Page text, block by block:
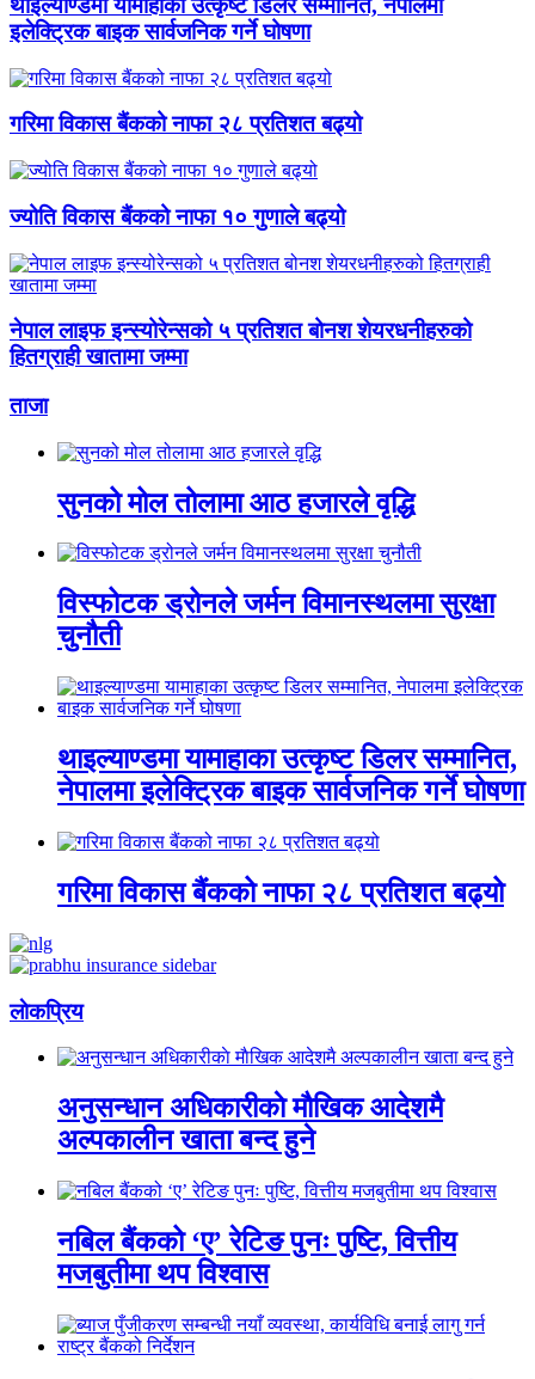
थाइल्याण्डमा यामाहाका उत्कृष्ट डिलर सम्मानित, नेपालमा
इलेक्ट्रिक बाइक सार्वजनिक गर्ने घोषणा
गरिमा विकास बैंकको नाफा २८ प्रतिशत बढ्यो
ज्योति विकास बैंकको नाफा १० गुणाले बढ्यो
नेपाल लाइफ इन्स्योरेन्सको ५ प्रतिशत बोनश शेयरधनीहरुको
हितग्राही खातामा जम्मा
ताजा
सुनको मोल तोलामा आठ हजारले वृद्धि
विस्फोटक ड्रोनले जर्मन विमानस्थलमा सुरक्षा
चुनौती
थाइल्याण्डमा यामाहाका उत्कृष्ट डिलर सम्मानित,
नेपालमा इलेक्ट्रिक बाइक सार्वजनिक गर्ने घोषणा
गरिमा विकास बैंकको नाफा २८ प्रतिशत बढ्यो
लाेकप्रिय
अनुसन्धान अधिकारीकाे माैखिक आदेशमै
अल्पकालीन खाता बन्द हुने
नबिल बैंकको ‘ए’ रेटिङ पुनः पुष्टि, वित्तीय
मजबुतीमा थप विश्वास